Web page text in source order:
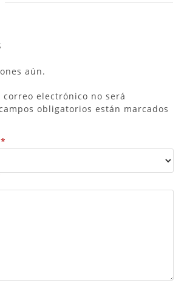
aún.
electrónico no será
obligatorios están marcados
*